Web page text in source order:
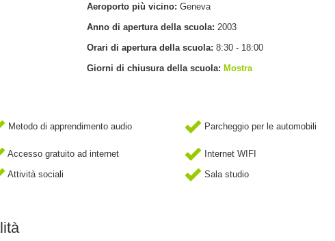
Aeroporto più vicino: Geneva
Anno di apertura della scuola: 2003
Orari di apertura della scuola: 8:30 - 18:00
Giorni di chiusura della scuola: Mostra
Metodo di apprendimento audio Parcheggio per le automobili
Accesso gratuito ad internet
Internet WIFI
Attività sociali
Sala studio